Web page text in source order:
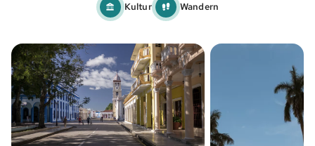
Kultur Wandern